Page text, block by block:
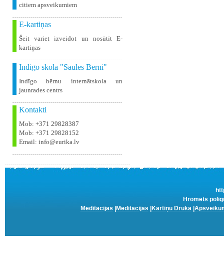
citiem apsveikumiem
E-kartiņas
Šeit variet izveidot un nosūtīt E-
kartiņas
Indigo skola "Saules Bērni"
Indīgo bērnu internātskola un
jaunrades centrs
Kontakti
Mob: +371 29828387
Mob: +371 29828152
Email: info@eurika.lv
Hromets
Meditācijas
Meditācijas Kartiņu Druka|